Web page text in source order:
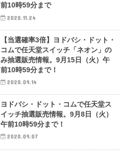
前10時59分まで
2020.11.24
【当選確率3倍】ヨドバシ・ドット・
コムで任天堂スイッチ「ネオン」の
み抽選販売情報。9月15日（火）午
前10時59分まで！
2020.09.14
ヨドバシ・ドット・コムで任天堂ス
イッチ抽選販売情報。9月8日（火）
午前10時59分まで！
2020.09.07